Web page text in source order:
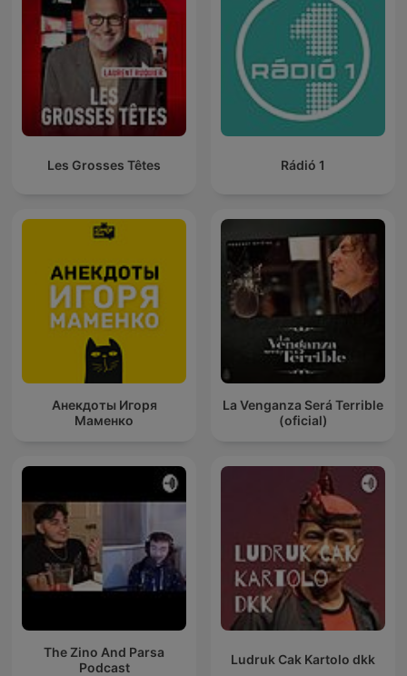
Les Grosses Têtes Rádió 1
Анекдоты Игоря
Маменко
La Venganza Será Terrible
(oficial)
The Zino And Parsa
Podcast
Ludruk Cak Kartolo dkk